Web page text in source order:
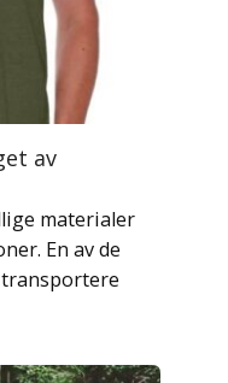
av
materialer
En av de